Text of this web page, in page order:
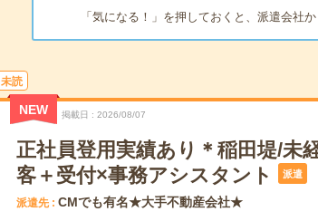
「気になる！」を押しておくと、派遣会社か
未読
NEW 掲載日 2026/08/07
正社員登用実績あり＊稲田堤/未
客＋受付×事務アシスタント
派遣
派遣先 CMでも有名★大手不動産会社★